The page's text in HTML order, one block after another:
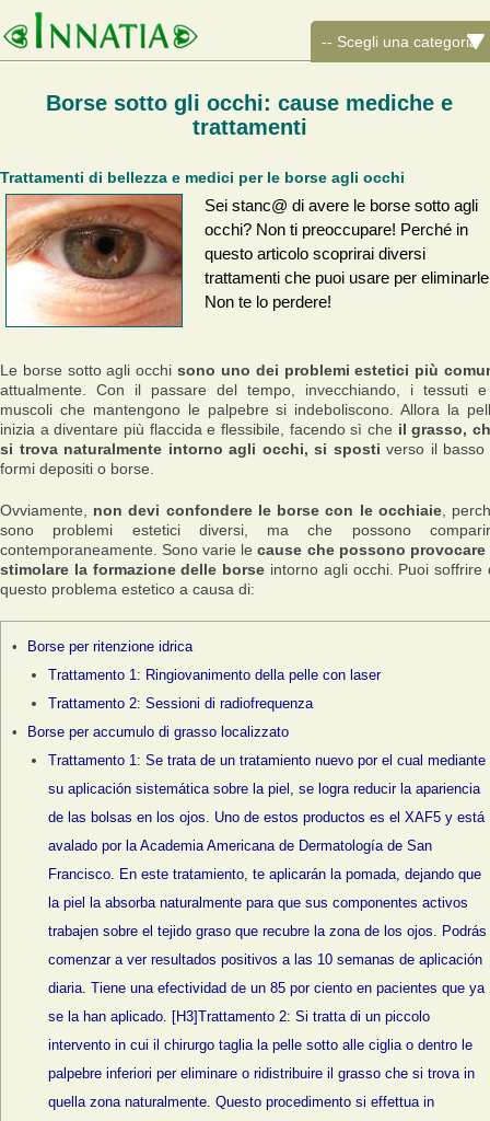
Borse sotto gli occhi: cause mediche e
trattamenti
Trattamenti di bellezza e medici per le borse agli occhi
Sei stanc@ di avere le borse sotto agli
occhi? Non ti preoccupare! Perché in
questo articolo scoprirai diversi
trattamenti che puoi usare per
Non te lo perdere!
Le borse sotto agli occhisono uno dei problemi estetici più
attualmente. Con il passare del tempo, invecchiando, i tessuti
muscoli che mantengono le palpebre si indeboliscono. Allora la
inizia a diventare più flaccida e flessibile, facendo sì che il grasso,
si trova naturalmente intorno agli occhi, si sposti verso il basso
formi depositi o borse.
Ovviamente, non devi confondere le borse con le occhiaie,
sono problemi estetici diversi, ma che possono
contemporaneamente. Sono varie lecause che possono provocare
stimolare la formazione delle borse intorno agli occhi. Puoi soffrire
questo problema estetico a causa di:
Borse per ritenzione idrica
Trattamento 1: Ringiovanimento della pelle con laser
Trattamento 2: Sessioni di radiofrequenza
Borse per accumulo di grasso localizzato
Trattamento 1: Se trata de un tratamiento nuevo por el cual mediante
su aplicación sistemática sobre la piel, se logra reducir la apariencia
de las bolsas en los ojos. Uno de estos productos es el XAF5 y está
avalado por la Academia Americana de Dermatología de San
Francisco. En este tratamiento, te aplicarán la pomada, dejando que
la piel la absorba naturalmente para que sus componentes activos
trabajen sobre el tejido graso que recubre la zona de los ojos. Podrás
comenzar a ver resultados positivos a las 10 semanas de aplicación
diaria. Tiene una efectividad de un 85 por ciento en pacientes que ya
se la han aplicado. [H3]Trattamento 2: Si tratta di un piccolo
intervento in cui il chirurgo taglia la pelle sotto alle ciglia o dentro le
palpebre inferiori per eliminare o ridistribuire il grasso che si trova in
quella zona naturalmente. Questo procedimento si effettua in